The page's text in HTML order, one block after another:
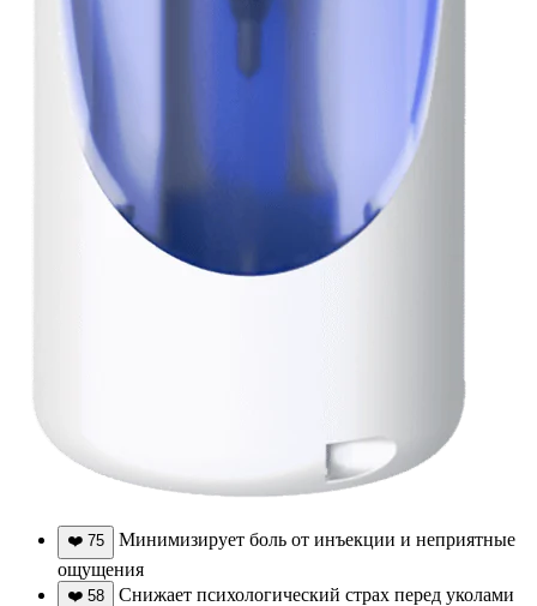
❤️ 75
Минимизирует боль от инъекции и неприятные
ощущения
❤️ 58 Снижает психологический страх перед уколами